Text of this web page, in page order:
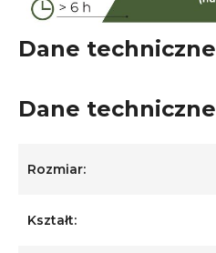
Dane techniczne
Dane techniczne
Rozmiar:
Kształt: